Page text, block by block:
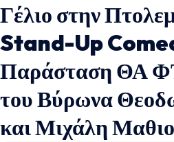
Γέλιο στην
Stand-Up
Παράσταση ΘΑ
του Βύρωνα
και Μιχάλη